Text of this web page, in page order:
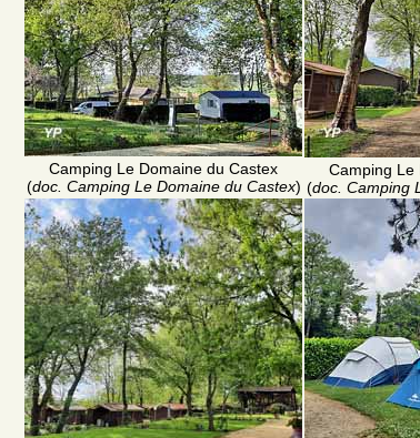
Camping Le Domaine du Castex
(doc. Camping Le Domaine du Castex)
Camping Le
(doc. Camping